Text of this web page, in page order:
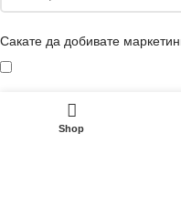
Сакате да добивате
Your personal data will be
this website, to manage
Shop